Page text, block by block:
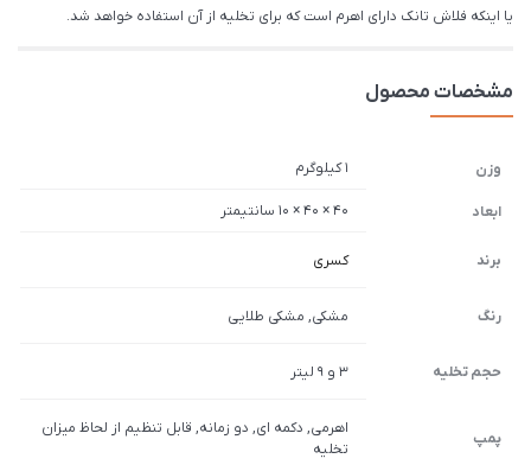
یا اینکه فلاش تانک دارای اهرم است که برای تخلیه از آن استفاده خواهد شد.
مشخصات محصول
وزن 1 کیلوگرم
ابعاد 40 × 40 × 10 سانتیمتر
برند کسری
رنگ مشکی, مشکی طلایی
حجم تخلیه 3 و 9 لیتر
پمپ
اهرمی, دکمه ای, دو زمانه, قابل تنظیم از لحاظ میزان
تخلیه